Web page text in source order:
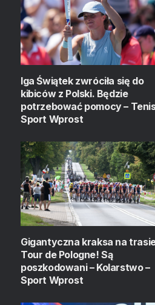
Iga Świątek zwróciła się do
kibiców z Polski. Będzie
potrzebować pomocy –
Sport Wprost
Gigantyczna kraksa na
Tour de Pologne! Są
poszkodowani – Kolarstwo –
Sport Wprost